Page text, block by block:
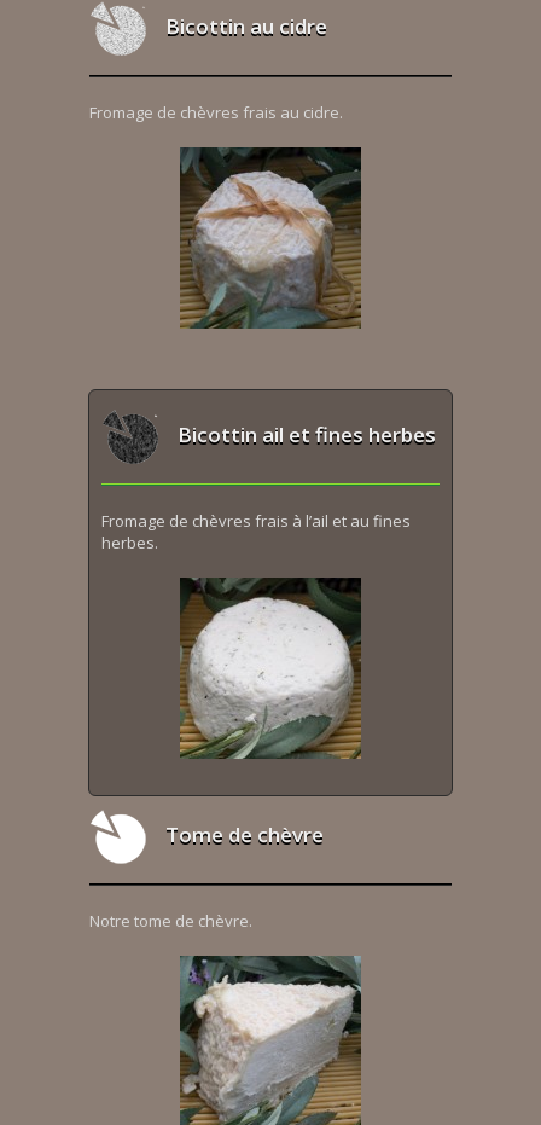
Bicottin au cidre
Fromage de chèvres frais au cidre.
Bicottin ail et fines herbes
Fromage de chèvres frais à l’ail et au fines
herbes.
Tome de chèvre
Notre tome de chèvre.